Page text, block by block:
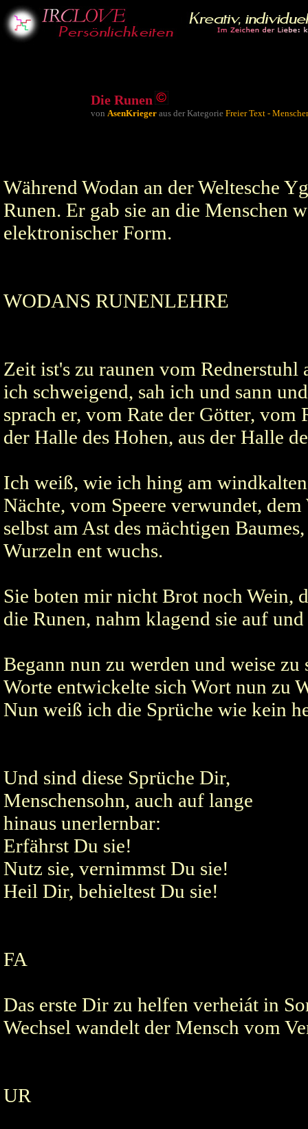
Die Runen
vonAsenKrieger aus der KategorieFreier Text -
Während Wodan an der Weltesche
Runen. Er gab sie an die Menschen
elektronischer Form.
WODANS RUNENLEHRE
Zeit ist's zu raunen vom
ich schweigend, sah ich und sann
sprach er, vom Rate der Götter,
der Halle des Hohen, aus der Halle
Ich weiß, wie ich hing am
Nächte, vom Speere verwundet,
selbst am Ast des mächtigen
Wurzeln ent wuchs.
Sie boten mir nicht Brot noch Wein,
die Runen, nahm klagend sie auf
Begann nun zu werden und weise
Worte entwickelte sich Wort nun zu
Nun weiß ich die Sprüche wie kein
Und sind diese Sprüche Dir,
Menschensohn, auch auf lange
hinaus unerlernbar:
Erfährst Du sie!
Nutz sie, vernimmst Du sie!
Heil Dir, behieltest Du sie!
FA
Das erste Dir zu helfen verheiát in
Wechsel wandelt der Mensch vom
UR